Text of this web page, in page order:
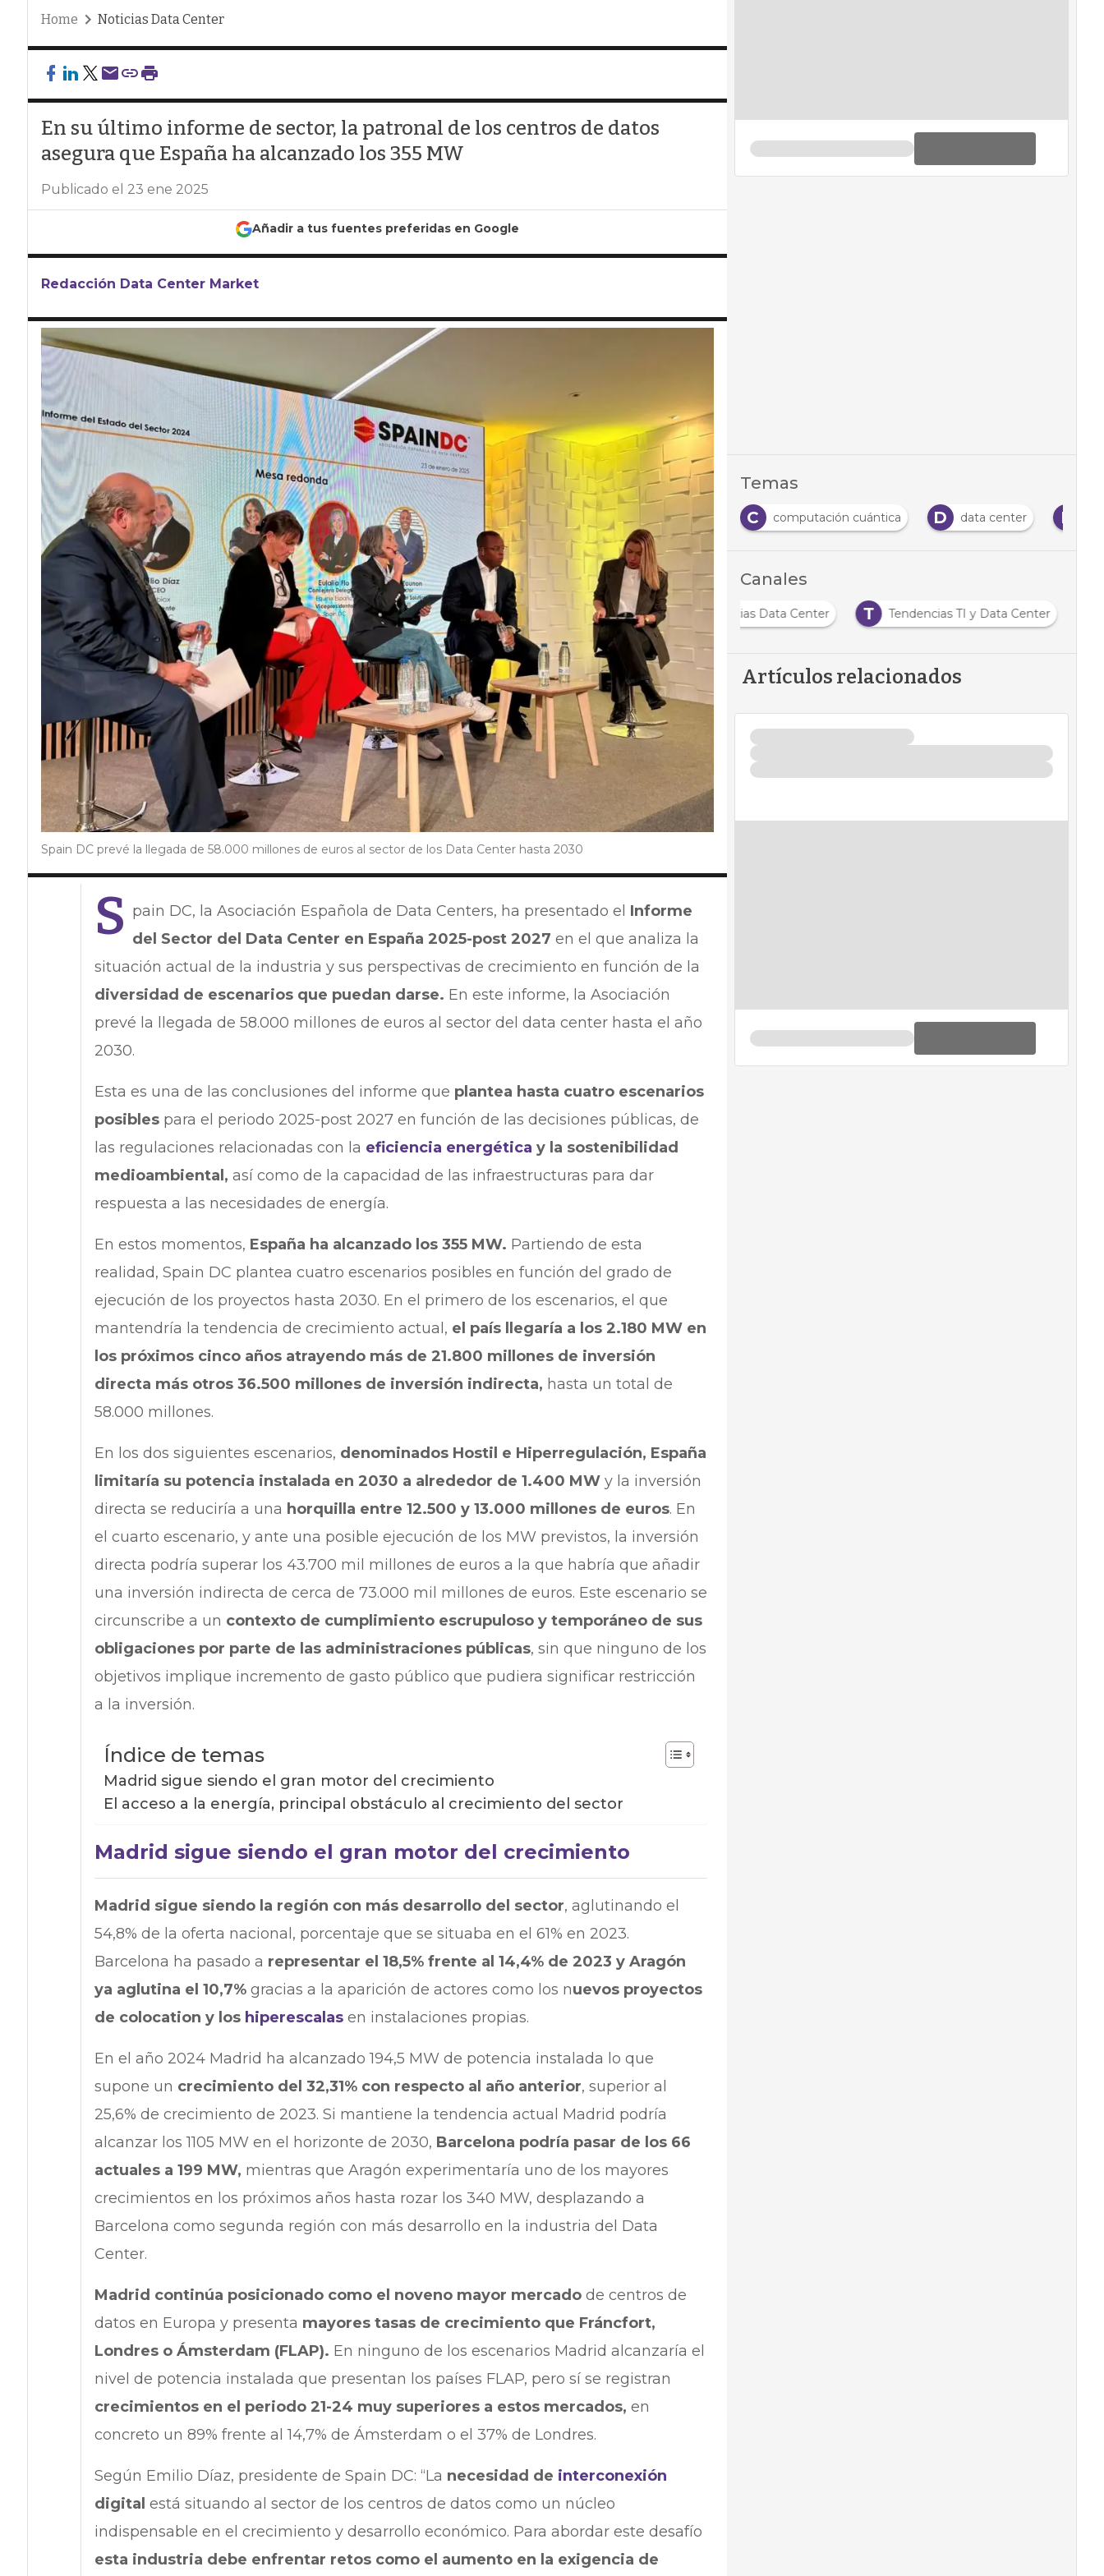
Home Noticias Data Center
En su último informe de sector, la patronal de los centros de datos
asegura que España ha alcanzado los 355 MW
Publicado el 23 ene 2025
Añadir a tus fuentes preferidas en Google
Redacción Data Center Market
Spain DC prevé la llegada de 58.000 millones de euros al sector de los Data Center hasta 2030
S pain DC, la Asociación Española de Data Centers, ha presentado el Informe
del Sector del Data Center en España 2025-post 2027 en el que analiza la
situación actual de la industria y sus perspectivas de crecimiento en función de la
diversidad de escenarios que puedan darse. En este informe, la Asociación
prevé la llegada de 58.000 millones de euros al sector del data center hasta el año
2030.
Esta es una de las conclusiones del informe que plantea hasta cuatro escenarios
posiblespara el periodo 2025-post 2027 en función de las decisiones públicas, de
las regulaciones relacionadas con la eficiencia energética y la sostenibilidad
medioambiental, así como de la capacidad de las infraestructuras para dar
respuesta a las necesidades de energía.
En estos momentos, España ha alcanzado los 355 MW. Partiendo de esta
realidad, Spain DC plantea cuatro escenarios posibles en función del grado de
ejecución de los proyectos hasta 2030. En el primero de los escenarios, el que
mantendría la tendencia de crecimiento actual, el país llegaría a los 2.180 MW en
los próximos cinco años atrayendo más de 21.800 millones de inversión
directa más otros 36.500 millones de inversión indirecta, hasta un total de
58.000 millones.
En los dos siguientes escenarios, denominados Hostil e Hiperregulación, España
limitaría su potencia instalada en 2030 a alrededor de 1.400 MWy la inversión
directa se reduciría a una horquilla entre 12.500 y 13.000 millones de euros. En
el cuarto escenario, y ante una posible ejecución de los MW previstos, la inversión
directa podría superar los 43.700 mil millones de euros a la que habría que añadir
una inversión indirecta de cerca de 73.000 mil millones de euros. Este escenario se
circunscribe a un contexto de cumplimiento escrupuloso y temporáneo de sus
obligaciones por parte de las administraciones públicas, sin que ninguno de los
objetivos implique incremento de gasto público que pudiera significar restricción
a la inversión.
Índice de temas
Madrid sigue siendo el gran motor del crecimiento
El acceso a la energía, principal obstáculo al crecimiento del sector
Madrid sigue siendo el gran motor del crecimiento
Madrid sigue siendo la región con más desarrollo del sector, aglutinando el
54,8% de la oferta nacional, porcentaje que se situaba en el 61% en 2023.
Barcelona ha pasado a representar el 18,5% frente al 14,4% de 2023 y Aragón
ya aglutina el 10,7%gracias a la aparición de actores como los nuevos proyectos
de colocation y los hiperescalasen instalaciones propias.
En el año 2024 Madrid ha alcanzado 194,5 MW de potencia instalada lo que
supone un crecimiento del 32,31% con respecto al año anterior, superior al
25,6% de crecimiento de 2023. Si mantiene la tendencia actual Madrid podría
alcanzar los 1105 MW en el horizonte de 2030, Barcelona podría pasar de los 66
actuales a 199 MW, mientras que Aragón experimentaría uno de los mayores
crecimientos en los próximos años hasta rozar los 340 MW, desplazando a
Barcelona como segunda región con más desarrollo en la industria del Data
Center.
Madrid continúa posicionado como el noveno mayor mercadode centros de
datos en Europa y presenta mayores tasas de crecimiento que Fráncfort,
Londres o Ámsterdam (FLAP). En ninguno de los escenarios Madrid alcanzaría el
nivel de potencia instalada que presentan los países FLAP, pero sí se registran
crecimientos en el periodo 21-24 muy superiores a estos mercados, en
concreto un 89% frente al 14,7% de Ámsterdam o el 37% de Londres.
Según Emilio Díaz, presidente de Spain DC: “La necesidad de interconexión
digital está situando al sector de los centros de datos como un núcleo
indispensable en el crecimiento y desarrollo económico. Para abordar este desafío
esta industria debe enfrentar retos como el aumento en la exigencia de
Temas
C
Centros de datos C computación cuántica D data center E
Canales
N
Noticias Data Center T Tendencias TI y Data Center
Artículos relacionados